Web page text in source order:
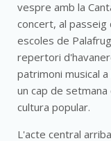
vespre amb la
concert, al passeig
escoles de
repertori
patrimoni musical
un cap de
cultura popular.
L'acte central